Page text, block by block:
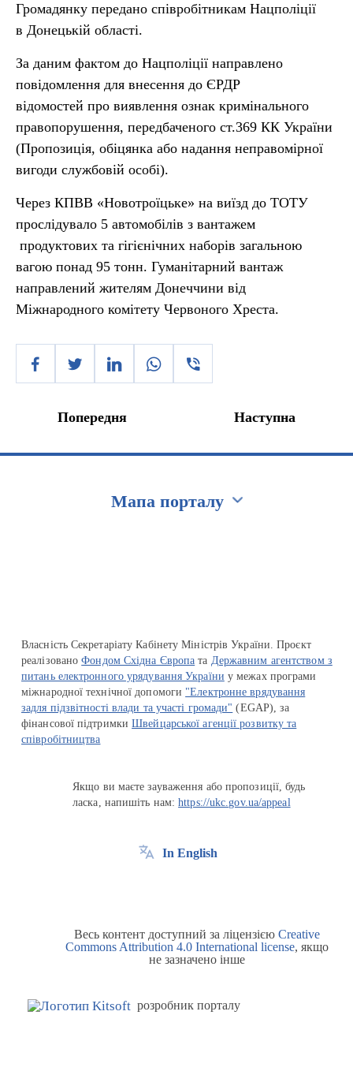
Громадянку передано співробітникам Нацполіції
в Донецькій області.
За даним фактом до Нацполіції направлено
повідомлення для внесення до ЄРДР
відомостей про виявлення ознак кримінального
правопорушення, передбаченого ст.369 КК України
(Пропозиція, обіцянка або надання неправомірної
вигоди службовій особі).
Через КПВВ «Новотроїцьке» на виїзд до ТОТУ
прослідувало 5 автомобілів з вантажем
продуктових та гігієнічних наборів загальною
вагою понад 95 тонн. Гуманітарний вантаж
направлений жителям Донеччини від
Міжнародного комітету Червоного Хреста.
Попередня Наступна
Мапа порталу
Власність Секретаріату Кабінету Міністрів України. Проєкт
реалізованоФондом Східна Європа та Державним агентством з
питань електронного урядування України у межах програми
міжнародної технічної допомоги "Електронне врядування
задля підзвітності влади та участі громади" (EGAP), за
фінансової підтримкиШвейцарської агенції розвитку та
співробітництва
Якщо ви маєте зауваження або пропозиції, будь
ласка, напишіть нам:https://ukc.gov.ua/appeal
In English
Весь контент доступний за ліцензією Creative
Commons Attribution 4.0 International license, якщо
не зазначено інше
розробник порталу